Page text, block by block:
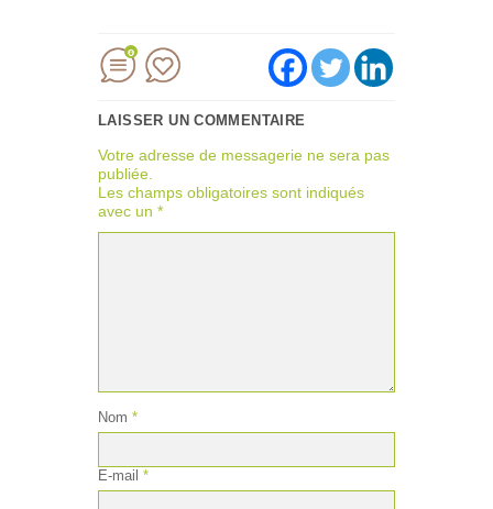
0
LAISSER UN COMMENTAIRE
Votre adresse de messagerie ne sera pas
publiée.
Les champs obligatoires sont indiqués
avec un *
Nom *
E-mail *